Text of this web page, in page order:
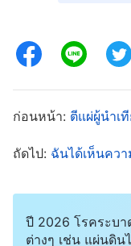
ได้
วันหนึ่ง ฉันเจอพี่ช
อยู่ในทีมมาหลาย
ทันท่วงที และไม่
เขาให้เข้าสู่หลักป
ไม่ได้มอบหมายใ
ไม่ใส่ใจปัญหาที่ค
ก่อนหน้า: ตีแผ่ผู้นำเ
ถัดไป: ฉันได้เห็นคว
ปี 2026 โรคระบา
ต่างๆ เช่น แผ่นดิน